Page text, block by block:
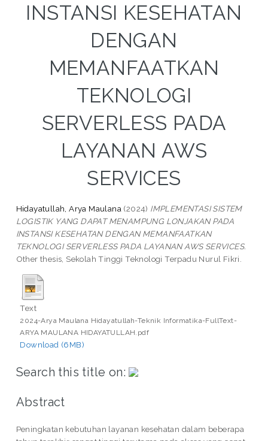
INSTANSI KESEHATAN
DENGAN
MEMANFAATKAN
TEKNOLOGI
SERVERLESS PADA
LAYANAN AWS
SERVICES
Hidayatullah, Arya Maulana (2024) IMPLEMENTASI SISTEM
LOGISTIK YANG DAPAT MENAMPUNG LONJAKAN PADA
INSTANSI KESEHATAN DENGAN MEMANFAATKAN
TEKNOLOGI SERVERLESS PADA LAYANAN AWS SERVICES.
Other thesis, Sekolah Tinggi Teknologi Terpadu Nurul Fikri.
Text
2024-Arya Maulana Hidayatullah-Teknik Informatika-FullText-
ARYA MAULANA HIDAYATULLAH.pdf
Download (6MB)
Search this title on:
Abstract
Peningkatan kebutuhan layanan kesehatan dalam beberapa